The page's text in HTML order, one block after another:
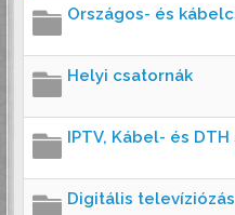
Országos- és
Helyi csatornák
IPTV, Kábel- és
Digitális televíziózás